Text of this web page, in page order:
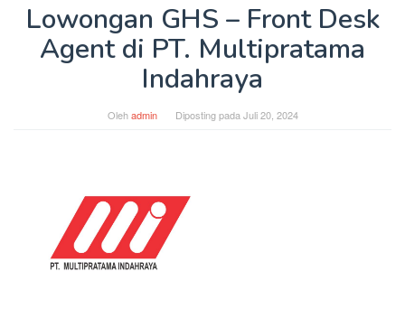
Lowongan GHS – Front Desk
Agent di PT. Multipratama
Indahraya
Olehadmin Diposting pada Juli 20, 2024